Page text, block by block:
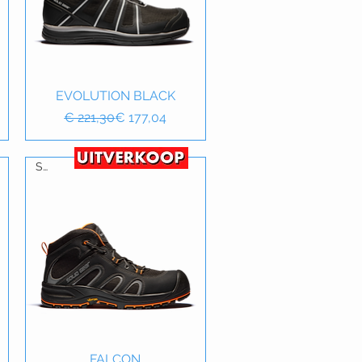
Snel overzicht
EVOLUTION BLACK
Normale prijs
€ 221,30Verkoopprijs
€ 177,04
Snel overzicht
S3